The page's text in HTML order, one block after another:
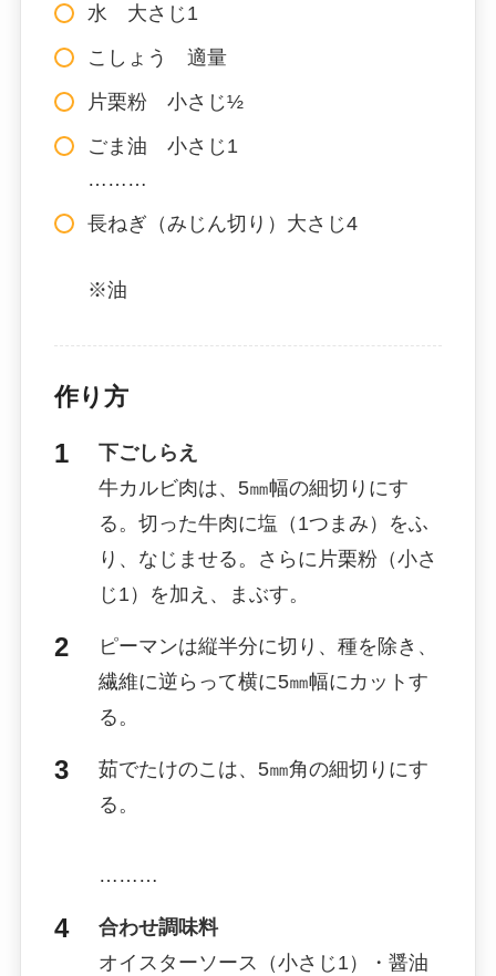
水 大さじ1
こしょう 適量
片栗粉 小さじ½
ごま油 小さじ1
………
長ねぎ（みじん切り）大さじ4
※油
作り方
下ごしらえ
牛カルビ肉は、5㎜幅の細切りにす
る。切った牛肉に塩（1つまみ）をふ
り、なじませる。さらに片栗粉（小さ
じ1）を加え、まぶす。
ピーマンは縦半分に切り、種を除き、
繊維に逆らって横に5㎜幅にカットす
る。
茹でたけのこは、5㎜角の細切りにす
る。
………
合わせ調味料
オイスターソース（小さじ1）・醤油